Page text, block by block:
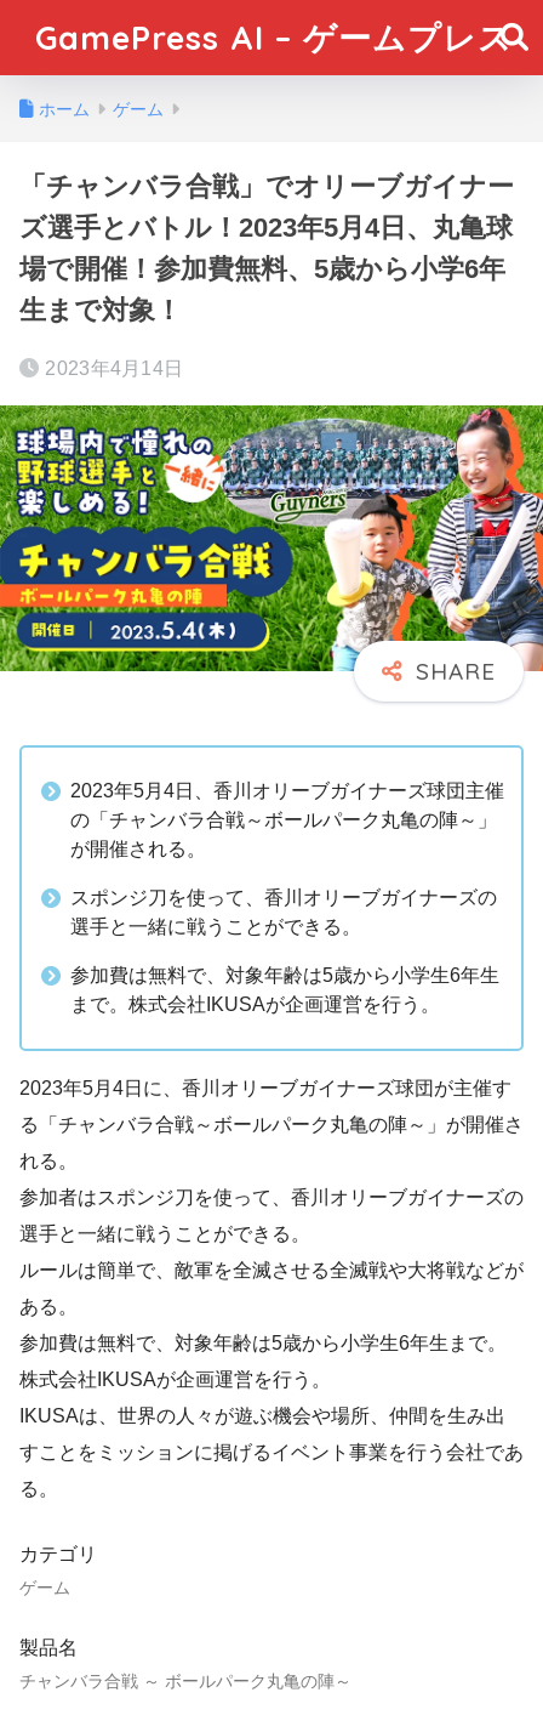
GamePress AI – ゲームプレス
ホーム ゲーム
「チャンバラ合戦」でオリーブガイナー
ズ選手とバトル！2023年5月4日、丸亀球
場で開催！参加費無料、5歳から小学6年
生まで対象！
2023年4月14日
2023年5月4日、香川オリーブガイナーズ球団主催
の「チャンバラ合戦～ボールパーク丸亀の陣～」
が開催される。
スポンジ刀を使って、香川オリーブガイナーズの
選手と一緒に戦うことができる。
参加費は無料で、対象年齢は5歳から小学生6年生
まで。株式会社IKUSAが企画運営を行う。
2023年5月4日に、香川オリーブガイナーズ球団が主催す
る「チャンバラ合戦～ボールパーク丸亀の陣～」が開催さ
れる。
参加者はスポンジ刀を使って、香川オリーブガイナーズの
選手と一緒に戦うことができる。
ルールは簡単で、敵軍を全滅させる全滅戦や大将戦などが
ある。
参加費は無料で、対象年齢は5歳から小学生6年生まで。
株式会社IKUSAが企画運営を行う。
IKUSAは、世界の人々が遊ぶ機会や場所、仲間を生み出
すことをミッションに掲げるイベント事業を行う会社であ
る。
カテゴリ
ゲーム
製品名
チャンバラ合戦 ～ ボールパーク丸亀の陣～